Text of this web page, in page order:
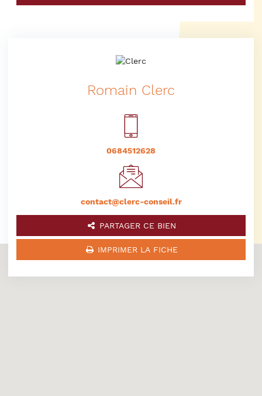
Romain Clerc
0684512628
contact@clerc-conseil.fr
PARTAGER CE BIEN
IMPRIMER LA FICHE